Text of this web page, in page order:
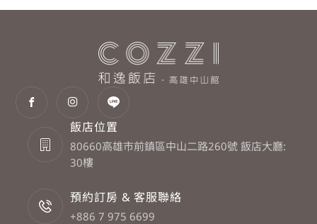
飯店位置
80660高雄市前鎮區中山二路260號 飯店大廳:
30樓
預約訂房 & 客服聯絡
+886 7 975 6699